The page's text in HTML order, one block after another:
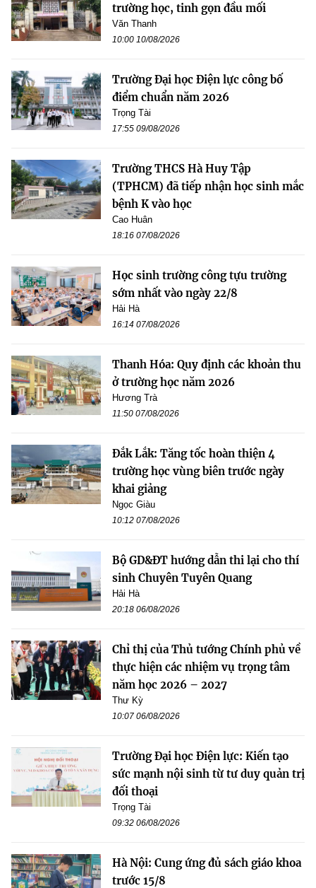
trường học, tinh gọn đầu mối
Văn Thanh
10:00 10/08/2026
Trường Đại học Điện lực công bố
điểm chuẩn năm 2026
Trọng Tài
17:55 09/08/2026
Trường THCS Hà Huy Tập
(TPHCM) đã tiếp nhận học sinh mắc
bệnh K vào học
Cao Huân
18:16 07/08/2026
Học sinh trường công tựu trường
sớm nhất vào ngày 22/8
Hải Hà
16:14 07/08/2026
Thanh Hóa: Quy định các khoản thu
ở trường học năm 2026
Hương Trà
11:50 07/08/2026
Đắk Lắk: Tăng tốc hoàn thiện 4
trường học vùng biên trước ngày
khai giảng
Ngọc Giàu
10:12 07/08/2026
Bộ GD&ĐT hướng dẫn thi lại cho thí
sinh Chuyên Tuyên Quang
Hải Hà
20:18 06/08/2026
Chỉ thị của Thủ tướng Chính phủ về
thực hiện các nhiệm vụ trọng tâm
năm học 2026 – 2027
Thư Kỳ
10:07 06/08/2026
Trường Đại học Điện lực: Kiến tạo
sức mạnh nội sinh từ tư duy quản trị
đối thoại
Trọng Tài
09:32 06/08/2026
Hà Nội: Cung ứng đủ sách giáo khoa
trước 15/8